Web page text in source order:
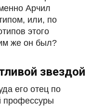
Арчил
или, по
этого
же он был?
звездой
его отец по
профессуры